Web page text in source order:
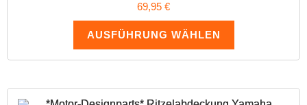
69,95 €
AUSFÜHRUNG WÄHLEN